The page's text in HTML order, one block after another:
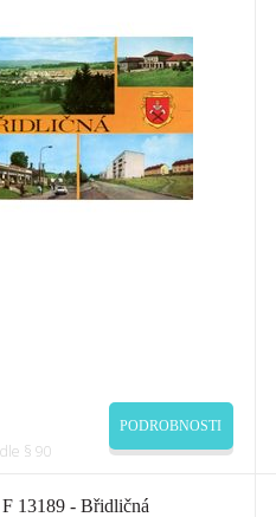
§ 90
PODROBNOSTI
F 13189 - Břidličná